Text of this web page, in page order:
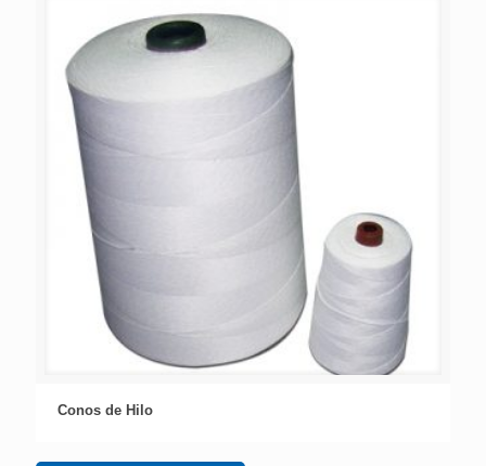
Conos de Hilo